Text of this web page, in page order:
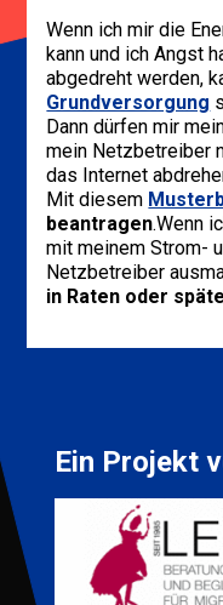
Wenn ich mir die
kann und ich Angst
abgedreht werden,
Grundversorgung
Dann dürfen mir
mein Netzbetreiber
das Internet
Mit diesem
beantragen.Wenn
mit meinem Strom-
Netzbetreiber
in Raten oder
Ein Projekt